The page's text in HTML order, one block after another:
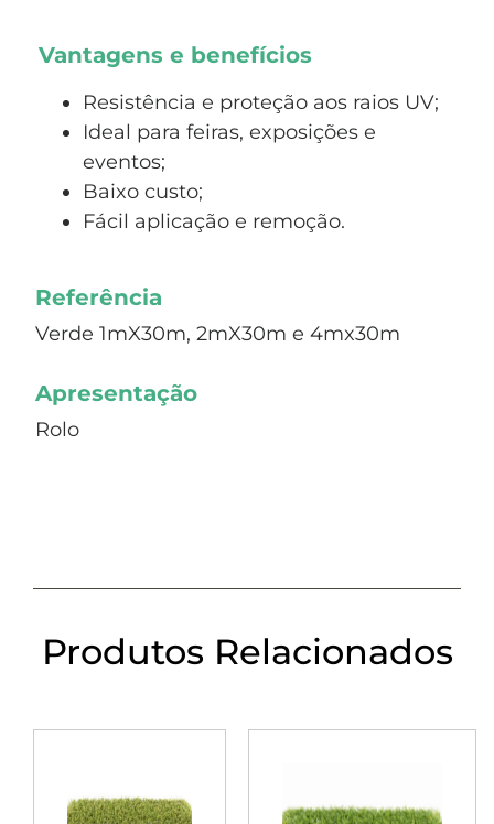
Vantagens e benefícios
Resistência e proteção aos raios UV;
Ideal para feiras, exposições e
eventos;
Baixo custo;
Fácil aplicação e remoção.
Referência
Verde 1mX30m, 2mX30m e 4mx30m
Apresentação
Rolo
Produtos Relacionados